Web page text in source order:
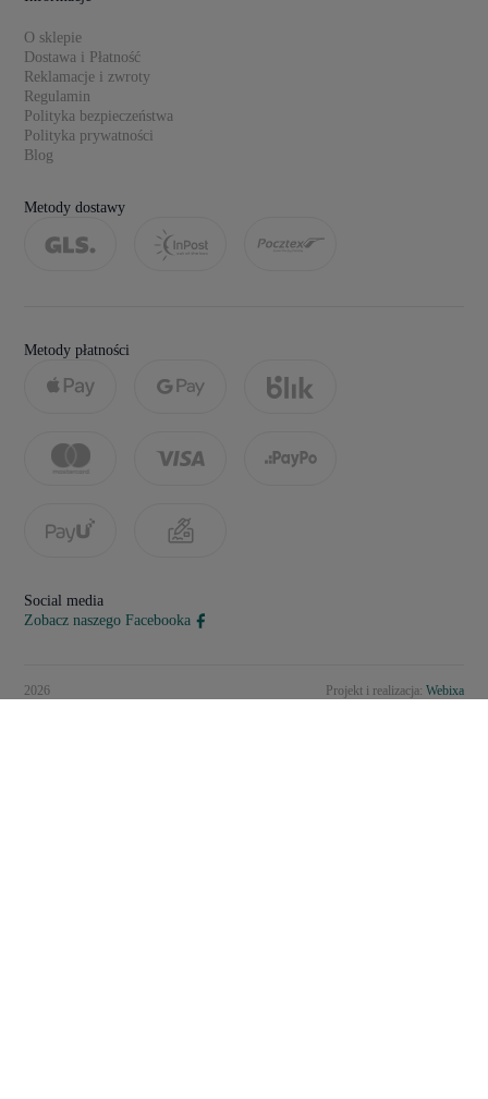
O sklepie
Dostawa i Płatność
Reklamacje i zwroty
Regulamin
Polityka bezpieczeństwa
Polityka prywatności
Blog
Metody dostawy
Metody płatności
Social media
Zobacz naszego Facebooka
2026 Projekt i realizacja: Webixa